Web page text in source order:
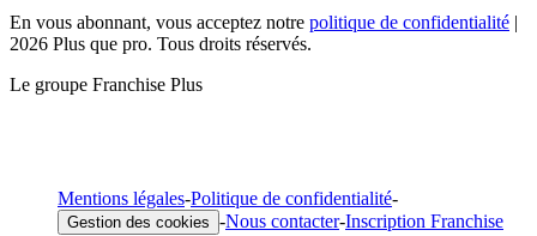
En vous abonnant, vous acceptez notre politique de confidentialité |
2026 Plus que pro. Tous droits réservés.
Le groupe Franchise Plus
Mentions légales-Politique de confidentialité-
Gestion des cookies -Nous contacter-Inscription Franchise